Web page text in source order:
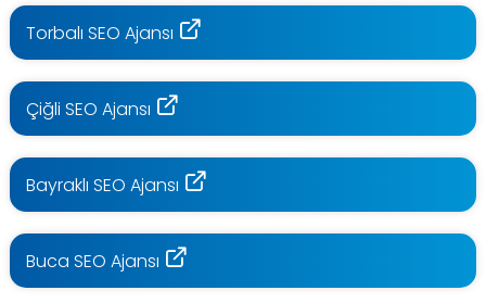
Torbalı SEO Ajansı
Çiğli SEO Ajansı
Bayraklı SEO Ajansı
Buca SEO Ajansı